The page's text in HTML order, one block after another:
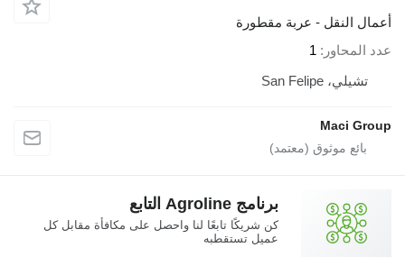
أعمال النقل - عربة مقطورة
عدد المحاور
1
تشيلي، San Felipe
Maci Group
برنامج Agroline التابع
كن شريكًا تابعًا لنا واحصل على مكافأة مقابل كل
عميل تستقطبه